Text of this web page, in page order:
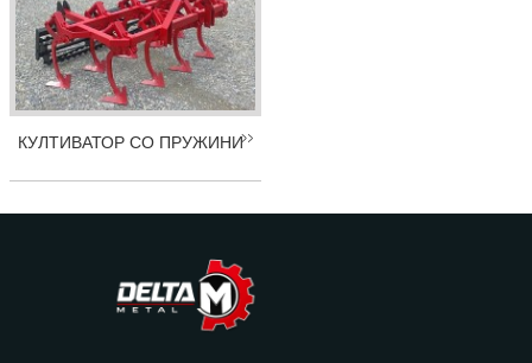
КУЛТИВАТОР СО ПРУЖИНИ